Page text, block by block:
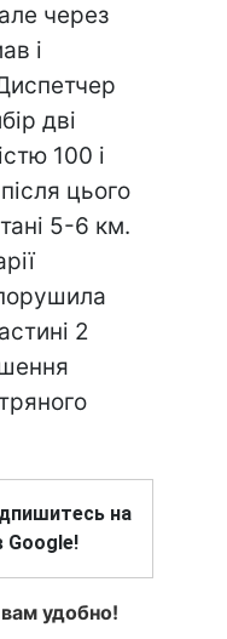
через
і
дві
100 і
цього
5-6 км.
2
на
Google!
удобно!